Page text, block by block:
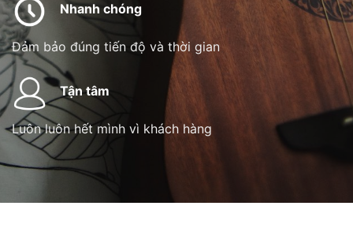
Nhanh chóng
Đảm bảo đúng tiến độ và thời gian
Tận tâm
Luôn luôn hết mình vì khách hàng